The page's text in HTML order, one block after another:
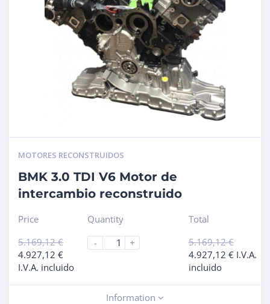
MOTORES RECONSTRUIDOS
BMK 3.0 TDI V6 Motor de
intercambio reconstruido
Price
5.169,12€
4.927,12 €
I.V.A. incluido
Quantity
-
+
Total
5.169,12€
4.927,12 € I.V.A.
incluido
Information